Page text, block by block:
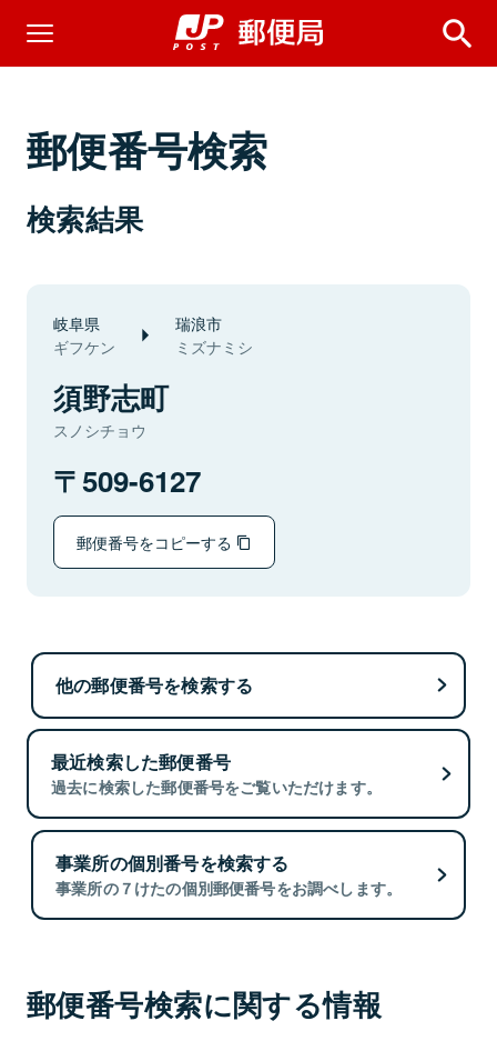
郵便番号検索
検索結果
岐阜県
ギフケン
瑞浪市
ミズナミシ
須野志町
スノシチョウ
509-6127
郵便番号をコピーする
他の郵便番号を検索する
最近検索した郵便番号
過去に検索した郵便番号をご覧いただけます。
事業所の個別番号を検索する
事業所の７けたの個別郵便番号をお調べします。
郵便番号検索に関する情報